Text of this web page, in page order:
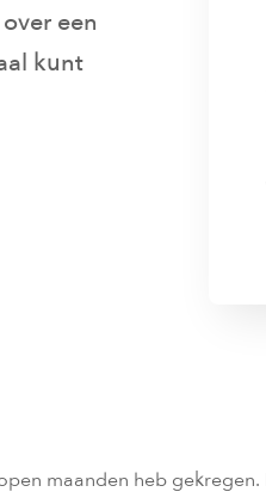
een
kunt
maanden heb